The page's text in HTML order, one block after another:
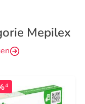
Mepilex
4